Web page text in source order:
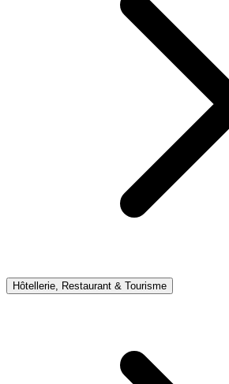
Hôtellerie, Restaurant & Tourisme